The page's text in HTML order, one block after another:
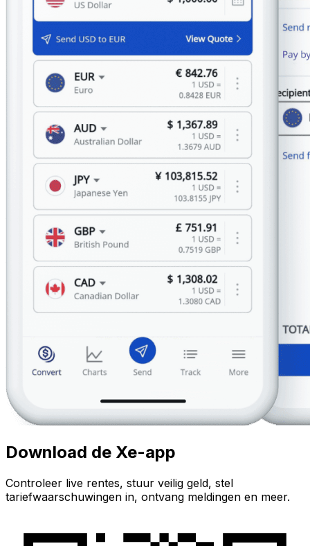
Download de Xe-app
Controleer live rentes, stuur veilig geld, stel
tariefwaarschuwingen in, ontvang meldingen en meer.